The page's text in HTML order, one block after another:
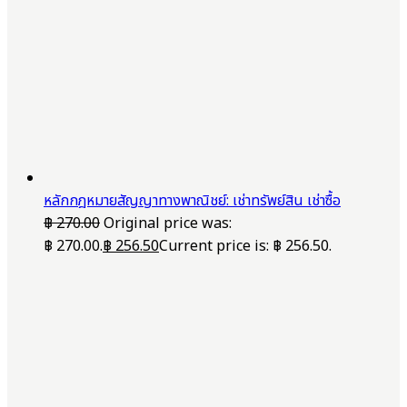
หลักกฎหมายสัญญาทางพาณิชย์: เช่าทรัพย์สิน เช่าซื้อ
฿270.00Original price was:
฿ 270.00.฿256.50Current price is: ฿ 256.50.